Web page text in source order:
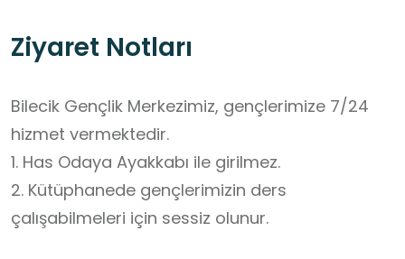
Ziyaret Notları
Bilecik Gençlik Merkezimiz, gençlerimize 7/24
hizmet vermektedir.
1. Has Odaya Ayakkabı ile girilmez.
2. Kütüphanede gençlerimizin ders
çalışabilmeleri için sessiz olunur.